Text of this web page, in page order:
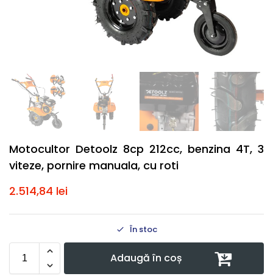
Motocultor Detoolz 8cp 212cc, benzina 4T, 3
viteze, pornire manuala, cu roti
2.514,84 lei
În stoc
Adaugă în coș